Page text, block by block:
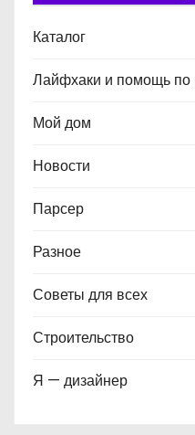
Каталог
Лайфхаки и помощь по
Мой дом
Новости
Парсер
Разное
Советы для всех
Строительство
Я — дизайнер